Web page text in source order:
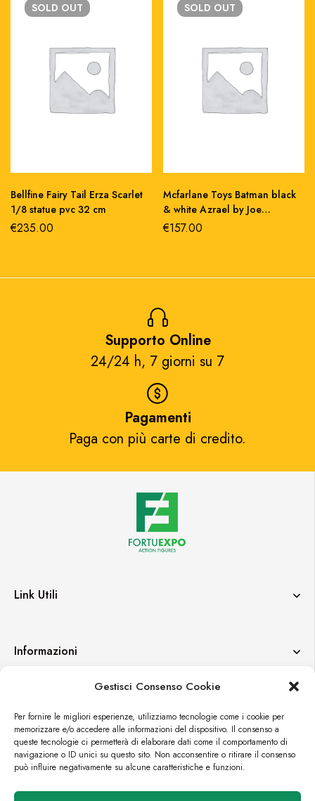
Gestisci Consenso Cookie
Per fornire le migliori esperienze, utilizziamo tecnologie come i cookie per
memorizzare e/o accedere alle informazioni del dispositivo. Il consenso a
queste tecnologie ci permetterà di elaborare dati come il comportamento di
navigazione o ID unici su questo sito. Non acconsentire o ritirare il consenso
può influire negativamente su alcune caratteristiche e funzioni.
SOLD OUT
Bellfine Fairy Tail Erza Scarlet
1/8 statue pvc 32 cm
€235.00
SOLD OUT
Mcfarlane Toys Batman black
& white Azrael by Joe
Quesada resin statue 1/10
€157.00
Supporto Online
24/24 h, 7 giorni su 7​
Pagamenti
Paga con più carte di credito.​
Link Utili
Informazioni